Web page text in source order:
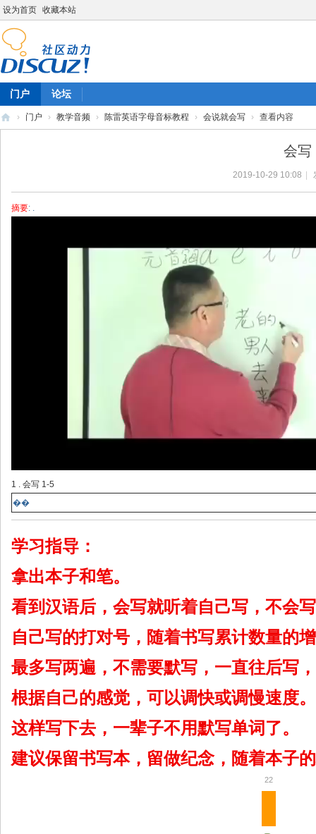
设为首页 收藏本站
门户 论坛
› 门户 › 教学音频 › 陈雷英语字母音标教程 › 会说就会写 › 查看内容
会写
2019-10-29 10:08
摘要: .
1 . 会写 1-5
��
学习指导：
拿出本子和笔。
看到汉语后，会写就听着自己写，不会
自己写的打对号，随着书写累计数量的
最多写两遍，不需要默写，一直往后写，
根据自己的感觉，可以调快或调慢速度。
这样写下去，一辈子不用默写单词了。
建议保留书写本，留做纪念，随着本子
22